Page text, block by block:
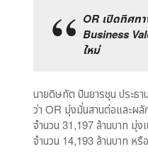
OR เปิดทิศท
Business
ใหม่
นายดิษทัต ปันยารชุน ประธ
ว่า OR มุ่งมั่นสานต่อและผ
จำนวน 31,197 ล้านบาท มุ่
จำนวน 14,193 ล้านบาท ห